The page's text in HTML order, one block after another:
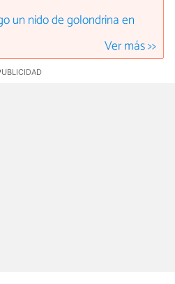
un nido de golondrina en
Ver más >>